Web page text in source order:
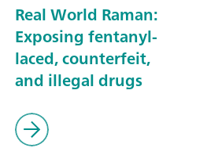
Real World Raman:
Exposing fentanyl-
laced, counterfeit,
and illegal drugs